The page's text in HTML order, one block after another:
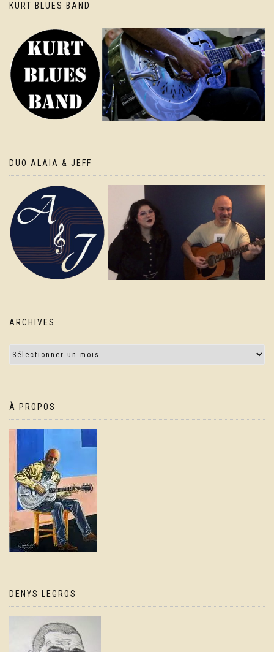
KURT BLUES BAND
DUO ALAIA & JEFF
ARCHIVES
À PROPOS
DENYS LEGROS